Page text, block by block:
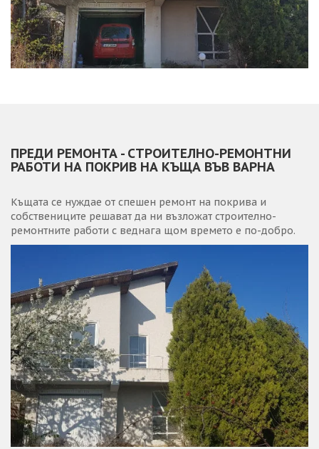
ПРЕДИ РЕМОНТА - СТРОИТЕЛНО-РЕМОНТНИ
РАБОТИ НА ПОКРИВ НА КЪЩА ВЪВ ВАРНА
Къщата се нуждае от спешен ремонт на покрива и
собствениците решават да ни възложат строително-
ремонтните работи с веднага щом времето е по-добро.